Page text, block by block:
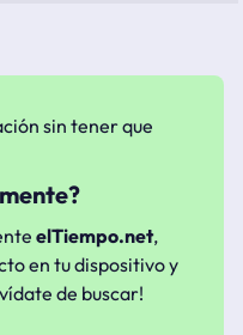
sin tener que
elTiempo.net,
en tu dispositivo y
de buscar!